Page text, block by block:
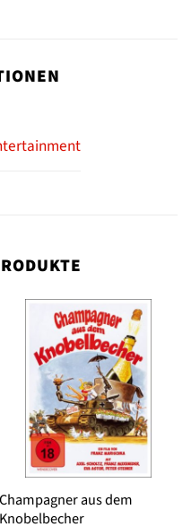
Champagner aus dem
Knobelbecher